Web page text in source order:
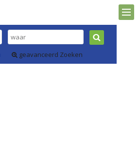
geavanceerd Zoeken